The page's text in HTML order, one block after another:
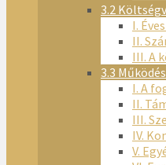
3.2
I.
II.
III. A
3.3 Működés
I. A
II.
III.
IV.
V.